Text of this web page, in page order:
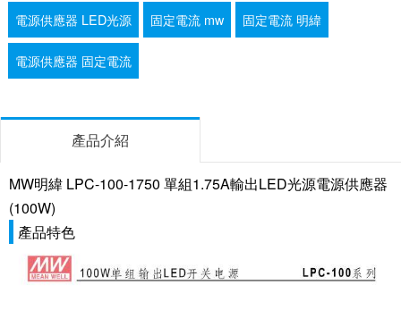
電源供應器 LED光源 固定電流 mw 固定電流 明緯
電源供應器 固定電流
產品介紹
MW明緯 LPC-100-1750 單組1.75A輸出LED光源電源供應器
(100W)
產品特色